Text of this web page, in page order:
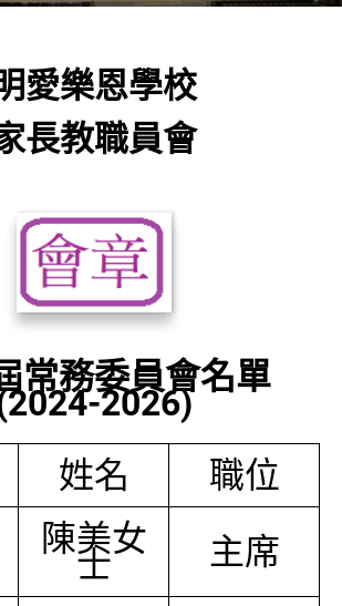
愛樂恩學校
長教職員會
常務委員會名單
2026)
姓名
職位
陳美女
士 主席